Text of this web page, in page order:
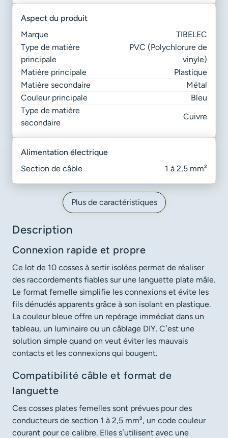
aspect du produit
Marque
TIBELEC
Type de matière
principale
PVC (Polychlorure de
vinyle)
Matière principale
Plastique
Matière secondaire
Métal
Couleur principale
Bleu
Type de matière
secondaire
Cuivre
alimentation électrique
Section de câble
1 à 2,5 mm²
Plus de caractéristiques
Description
Connexion rapide et propre
Ce lot de 10 cosses à sertir isolées permet de réaliser
des raccordements fiables sur une languette plate mâle.
Le format femelle simplifie les connexions et évite les
fils dénudés apparents grâce à son isolant en plastique.
La couleur bleue offre un repérage immédiat dans un
tableau, un luminaire ou un câblage DIY. C’est une
solution simple quand on veut éviter les mauvais
contacts et les connexions qui bougent.
Compatibilité câble et format de
languette
Ces cosses plates femelles sont prévues pour des
conducteurs de section 1 à 2,5 mm², un code couleur
courant pour ce calibre. Elles s’utilisent avec une